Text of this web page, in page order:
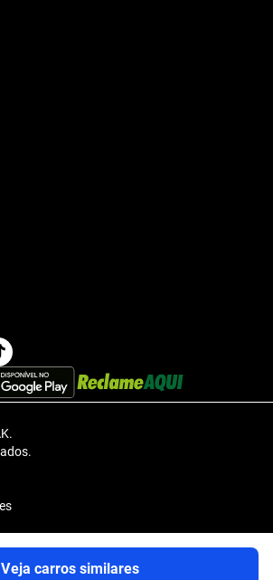
Veja carros similares
DE VEICULOS LTDA., inscrita no